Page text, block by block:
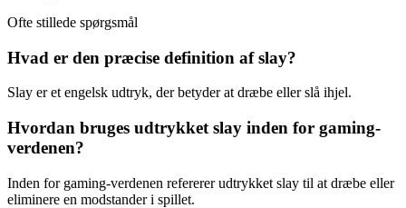
Ofte stillede spørgsmål
Hvad er den præcise definition af slay?
Slay er et engelsk udtryk, der betyder at dræbe eller slå ihjel.
Hvordan bruges udtrykket slay inden for gaming-
verdenen?
Inden for gaming-verdenen refererer udtrykket slay til at dræbe eller
eliminere en modstander i spillet.